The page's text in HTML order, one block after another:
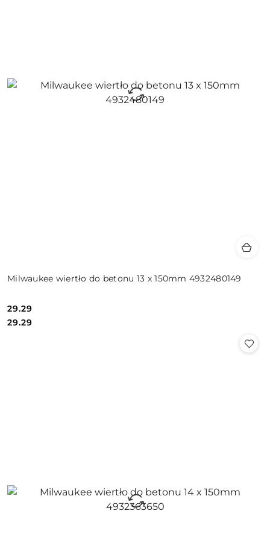
Milwaukee wiertło do betonu 13 x 150mm 4932480149
Cena:
29.29
Cena:
29.29